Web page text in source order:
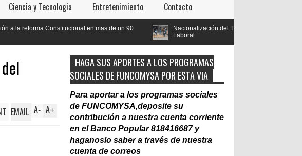
Ciencia y Tecnologia Entretenimiento Contacto
en mas de un 90
Nacionalización del Trabajo, un Muro
A+
A-
EMAIL
HAGA SUS APORTES A LOS PROGRAMAS
SOCIALES DE FUNCOMYSA POR ESTA VIA
Para aportar a los programas sociales
de FUNCOMYSA,deposite su
contribución a nuestra cuenta corriente
en el Banco Popular 818416687 y
haganoslo saber a través de nuestra
cuenta de correos